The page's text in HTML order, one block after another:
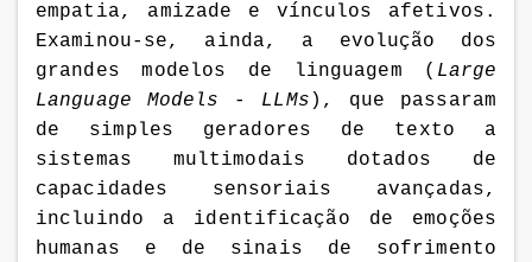
empatia, amizade e vínculos afetivos.
Examinou-se, ainda, a evolução dos
grandes modelos de linguagem ( Large
Language Models - LLMs ), que passaram
de simples geradores de texto a
sistemas multimodais dotados de
capacidades sensoriais avançadas,
incluindo a identificação de emoções
humanas e de sinais de sofrimento